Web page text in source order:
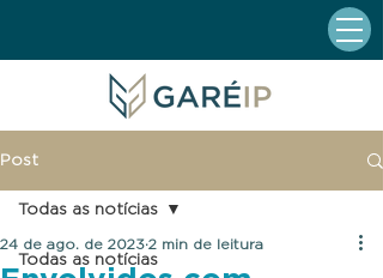
Post
Todas as notícias
Todas as notícias
24 de ago. de 2023 2 min de leitura